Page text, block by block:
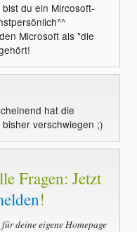
du ein Mircosoft-
Microsoft als "die
hat die
verschwiegen ;)
Fragen: Jetzt
!
deine eigene Homepage